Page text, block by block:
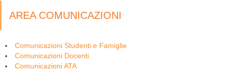
AREA COMUNICAZIONI
Comunicazioni Studenti e Famiglie
Comunicazioni Docenti
Comunicazioni ATA